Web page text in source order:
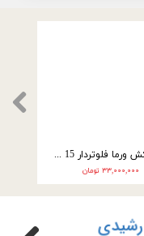
لجن کش ورما فلوتردار 15 متری 2 اینچ 2 اسب 50WQ10-15-1.5
۳۳,۰۰۰,۰۰۰ تومان
گری